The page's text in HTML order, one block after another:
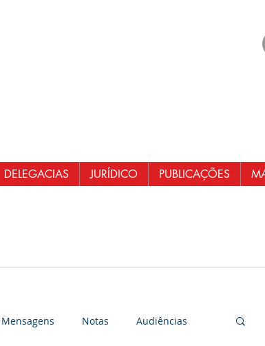
DELEGACIAS JURÍDICO PUBLICAÇÕES
Mensagens Notas Audiências